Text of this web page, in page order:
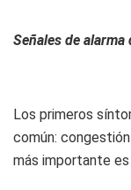
Señales de
Los primeros
común:
más importante